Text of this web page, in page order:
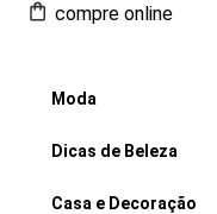
compre online
Moda
Dicas de Beleza
Casa e Decoração